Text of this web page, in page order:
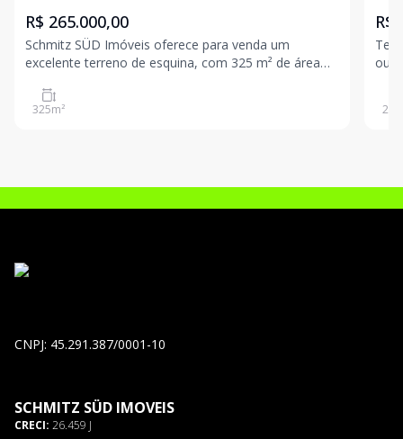
R$ 265.000,00
Schmitz SÜD Imóveis oferece para venda um
excelente terreno de esquina, com 325 m² de área
estratégica, o imóvel faz esquina com a servidão e
está a apenas 100 metros da Avenida Otávio
325m²
R$
ou
297
CNPJ: 45.291.387/0001-10
SCHMITZ SÜD IMOVEIS
CRECI: 26.459 J